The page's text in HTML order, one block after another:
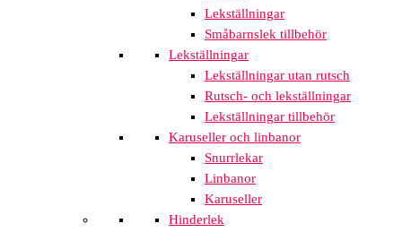
Lekställningar
Småbarnslek tillbehör
Lekställningar
Lekställningar utan rutsch
Rutsch- och lekställningar
Lekställningar tillbehör
Karuseller och linbanor
Snurrlekar
Linbanor
Karuseller
Hinderlek